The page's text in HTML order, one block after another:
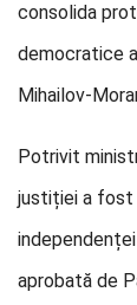
consolida
democratice
Mihailov-
Potrivit
justiției a fost
aprobată de